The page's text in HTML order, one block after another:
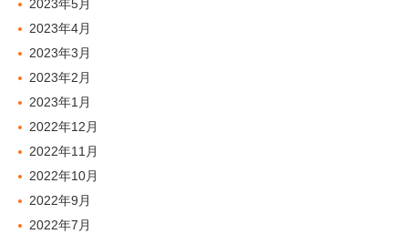
2023年5月
2023年4月
2023年3月
2023年2月
2023年1月
2022年12月
2022年11月
2022年10月
2022年9月
2022年7月